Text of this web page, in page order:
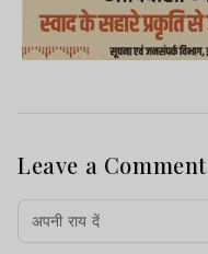
Leave a Comment